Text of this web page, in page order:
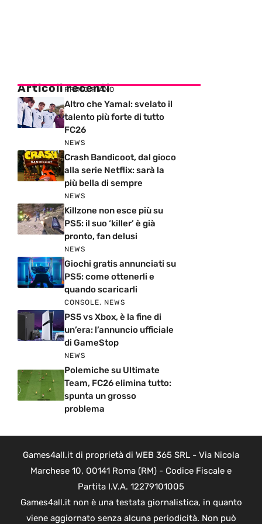
Articoli recenti
PRIMO PIANO
Altro che Yamal: svelato il
talento più forte di tutto
FC26
NEWS
Crash Bandicoot, dal gioco
alla serie Netflix: sarà la
più bella di sempre
NEWS
Killzone non esce più su
PS5: il suo ‘killer’ è già
pronto, fan delusi
NEWS
Giochi gratis annunciati su
PS5: come ottenerli e
quando scaricarli
CONSOLE, NEWS
PS5 vs Xbox, è la fine di
un’era: l’annuncio ufficiale
di GameStop
NEWS
Polemiche su Ultimate
Team, FC26 elimina tutto:
spunta un grosso
problema
Games4all.it di proprietà di WEB 365 SRL - Via Nicola
Marchese 10, 00141 Roma (RM) - Codice Fiscale e
Partita I.V.A. 12279101005
Games4all.it non è una testata giornalistica, in quanto
viene aggiornato senza alcuna periodicità. Non può